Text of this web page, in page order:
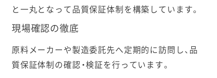
と一丸となって品質保証体制を構築しています。
現場確認の徹底
原料メーカーや製造委託先へ定期的に訪問し、品
質保証体制の確認・検証を行っています。